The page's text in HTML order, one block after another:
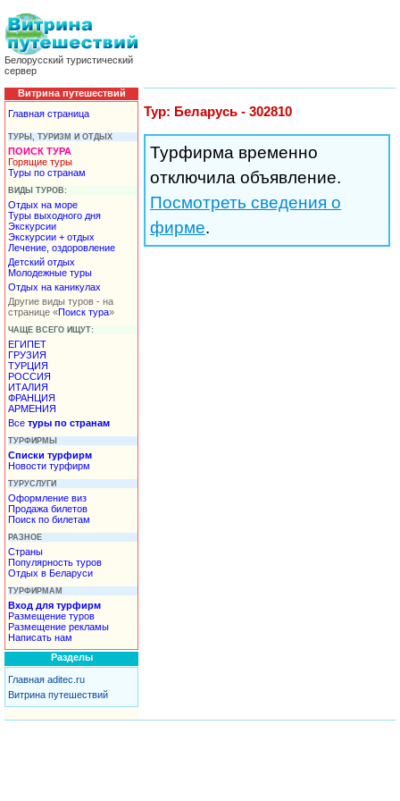
Белорусский туристический
сервер
Витрина путешествий
Главная страница
ТУРЫ, ТУРИЗМ И ОТДЫХ
ПОИСК ТУРА
Горящие туры
Туры по странам
ВИДЫ ТУРОВ:
Отдых на море
Туры выходного дня
Экскурсии
Экскурсии + отдых
Лечение, оздоровление
Детский отдых
Молодежные туры
Отдых на каникулах
Другие виды туров - на
странице «Поиск тура»
ЧАЩЕ ВСЕГО ИЩУТ:
ЕГИПЕТ
ГРУЗИЯ
ТУРЦИЯ
РОССИЯ
ИТАЛИЯ
ФРАНЦИЯ
АРМЕНИЯ
Все туры по странам
ТУРФИРМЫ
Списки турфирм
Новости турфирм
ТУРУСЛУГИ
Оформление виз
Продажа билетов
Поиск по билетам
РАЗНОЕ
Страны
Популярность туров
Отдых в Беларуси
ТУРФИРМАМ
Вход для турфирм
Размещение туров
Размещение рекламы
Написать нам
Разделы
Главная aditec.ru
Витрина путешествий
Тур: Беларусь - 302810
Турфирма временно
отключила объявление.
Посмотреть сведения о
фирме.